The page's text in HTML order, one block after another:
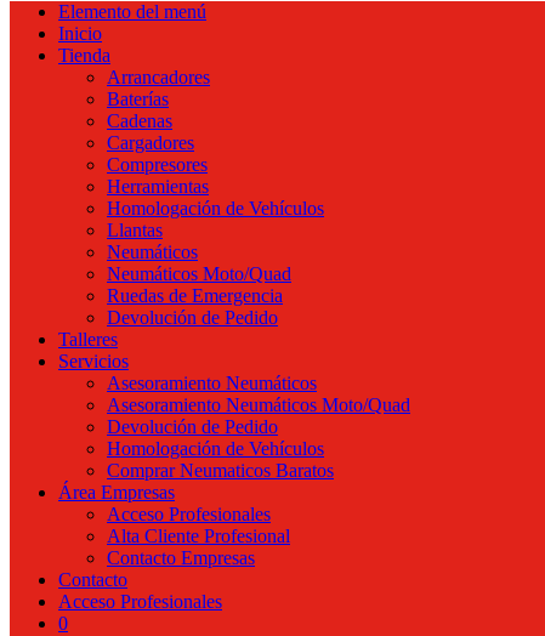
Elemento del menú
Inicio
Tienda
Arrancadores
Baterías
Cadenas
Cargadores
Compresores
Herramientas
Homologación de Vehículos
Llantas
Neumáticos
Neumáticos Moto/Quad
Ruedas de Emergencia
Devolución de Pedido
Talleres
Servicios
Asesoramiento Neumáticos
Asesoramiento Neumáticos Moto/Quad
Devolución de Pedido
Homologación de Vehículos
Comprar Neumaticos Baratos
Área Empresas
Acceso Profesionales
Alta Cliente Profesional
Contacto Empresas
Contacto
Acceso Profesionales
0